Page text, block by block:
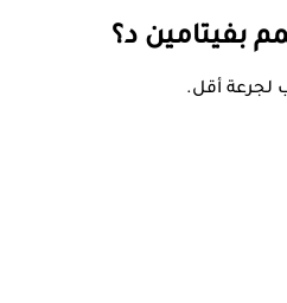
بفيتامين د؟
لجرعة أقل.